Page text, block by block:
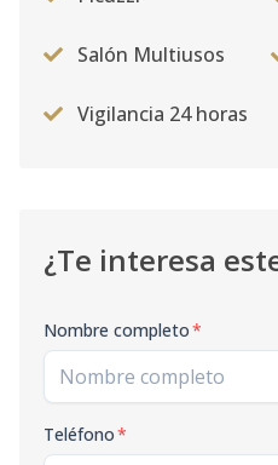
Salón Multiusos
Vigilancia 24 horas
¿Te interesa
Nombre completo*
Teléfono*